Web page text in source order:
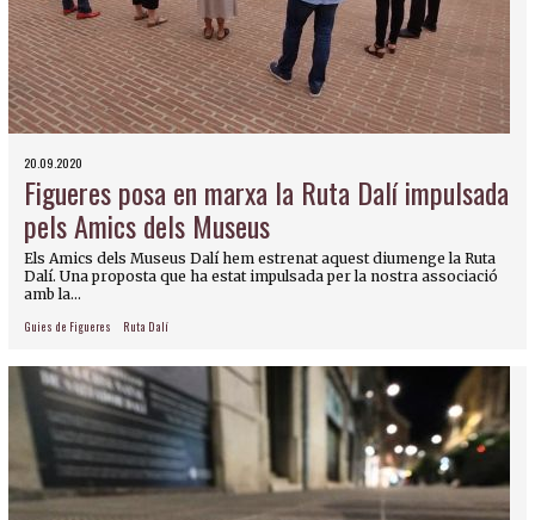
20.09.2020
Figueres posa en marxa la Ruta Dalí impulsada
pels Amics dels Museus
Els Amics dels Museus Dalí hem estrenat aquest diumenge la Ruta
Dalí. Una proposta que ha estat impulsada per la nostra associació
amb la...
Guies de Figueres Ruta Dalí